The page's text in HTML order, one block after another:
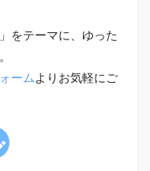
をテーマに、ゆった
ーム よりお気軽にご